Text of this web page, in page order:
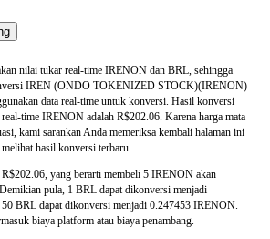
nilai tukar real-time IRENON dan BRL, sehingga
IREN (ONDO TOKENIZED STOCK)(IRENON)
data real-time untuk konversi. Hasil konversi
time IRENON adalah R$202.06. Karena harga mata
kami sarankan Anda memeriksa kembali halaman ini
hasil konversi terbaru.
yang berarti membeli 5 IRENON akan
pula, 1 BRL dapat dikonversi menjadi
BRL dapat dikonversi menjadi 0.247453 IRENON.
biaya platform atau biaya penambang.